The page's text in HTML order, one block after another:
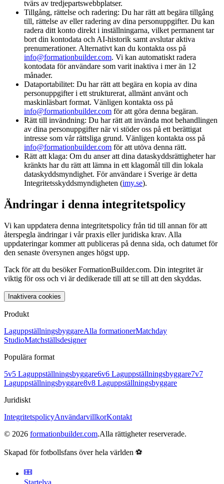
tvärs av tredjepartswebbplatser.
Tillgång, rättelse och radering: Du har rätt att begära tillgång
till, rättelse av eller radering av dina personuppgifter. Du kan
radera ditt konto direkt i inställningarna, vilket permanent tar
bort din kontodata och AI-historik samt avslutar aktiva
prenumerationer. Alternativt kan du kontakta oss på
info@formationbuilder.com. Vi kan automatiskt radera
kontodata för användare som varit inaktiva i mer än 12
månader.
Dataportabilitet: Du har rätt att begära en kopia av dina
personuppgifter i ett strukturerat, allmänt använt och
maskinläsbart format. Vänligen kontakta oss på
info@formationbuilder.com för att göra denna begäran.
Rätt till invändning: Du har rätt att invända mot behandlingen
av dina personuppgifter när vi stöder oss på ett berättigat
intresse som vår rättsliga grund. Vänligen kontakta oss på
info@formationbuilder.com för att utöva denna rätt.
Rätt att klaga: Om du anser att dina dataskyddsrättigheter har
kränkts har du rätt att lämna in ett klagomål till din lokala
dataskyddsmyndighet. För användare i Sverige är detta
Integritetsskyddsmyndigheten (imy.se).
Ändringar i denna integritetspolicy
Vi kan uppdatera denna integritetspolicy från tid till annan för att
återspegla ändringar i vår praxis eller juridiska krav. Alla
uppdateringar kommer att publiceras på denna sida, och datumet för
den senaste översynen anges högst upp.
Tack för att du besöker FormationBuilder.com. Din integritet är
viktig för oss och vi är dedikerade till att se till att den skyddas.
Inaktivera cookies
Produkt
LaguppställningsbyggareAlla formationerMatchday
StudioMatchställsdesigner
Populära format
5v5 Laguppställningsbyggare6v6 Laguppställningsbyggare7v7
Laguppställningsbyggare8v8 Laguppställningsbyggare
Juridiskt
IntegritetspolicyAnvändarvillkorKontakt
© 2026 formationbuilder.com.Alla rättigheter reserverade.
Skapad för fotbollsfans över hela världen ⚽
Startelva